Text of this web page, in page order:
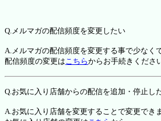
Q.メルマガの配信頻度を変更したい
A.メルマガの配信頻度を変更する事で少なく
配信頻度の変更はこちらからお手続きくださ
Q.お気に入り店舗からの配信を追加・停止し
A.お気に入り店舗を変更することで変更できま